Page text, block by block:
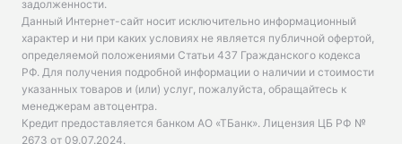
задолженности.
Данный Интернет-сайт носит исключительно информационный
характер и ни при каких условиях не является публичной офертой,
определяемой положениями Статьи 437 Гражданского кодекса
РФ. Для получения подробной информации о наличии и стоимости
указанных товаров и (или) услуг, пожалуйста, обращайтесь к
менеджерам автоцентра.
Кредит предоставляется банком АО «ТБанк». Лицензия ЦБ РФ №
2673 от 09.07.2024.